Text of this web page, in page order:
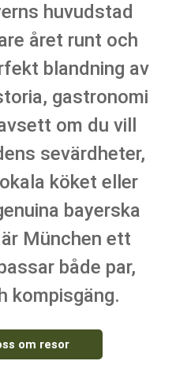
huvudstad
året runt och
blandning av
gastronomi
om du vill
sevärdheter,
köket eller
bayerska
München ett
både par,
kompisgäng.
om resor